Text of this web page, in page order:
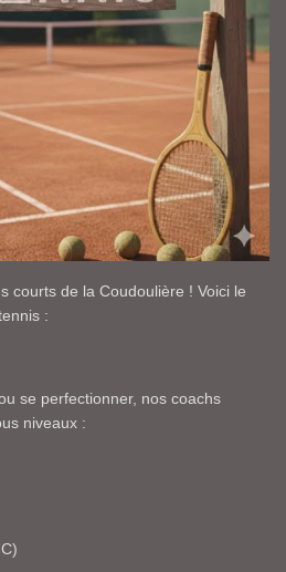
courts de la Coudoulière ! Voici le
:
se perfectionner, nos coachs
niveaux :